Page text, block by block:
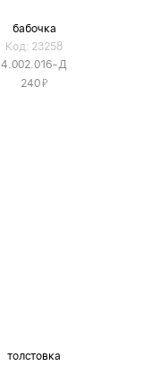
бабочка
Код: 23258
4.002.016-Д
240Я
толстовка